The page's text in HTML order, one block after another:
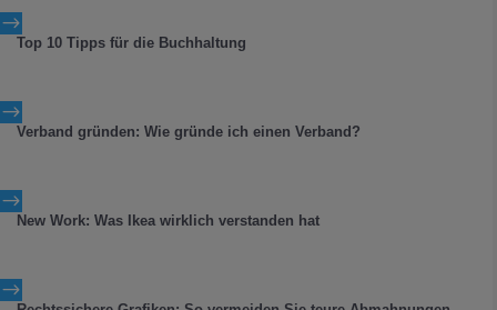
$
Top 10 Tipps für die Buchhaltung
$
Verband gründen: Wie gründe ich einen Verband?
$
New Work: Was Ikea wirklich verstanden hat
$